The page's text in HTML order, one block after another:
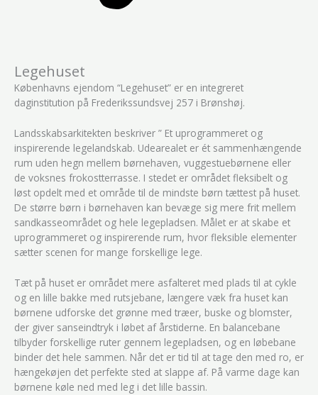
Legehuset
Københavns ejendom “Legehuset” er en integreret
daginstitution på Frederikssundsvej 257 i Brønshøj.
Landsskabsarkitekten beskriver ” Et uprogrammeret og
inspirerende legelandskab. Udearealet er ét sammenhængende
rum uden hegn mellem børnehaven, vuggestuebørnene eller
de voksnes frokostterrasse. I stedet er området fleksibelt og
løst opdelt med et område til de mindste børn tættest på huset.
De større børn i børnehaven kan bevæge sig mere frit mellem
sandkasseområdet og hele legepladsen. Målet er at skabe et
uprogrammeret og inspirerende rum, hvor fleksible elementer
sætter scenen for mange forskellige lege.
Tæt på huset er området mere asfalteret med plads til at cykle
og en lille bakke med rutsjebane, længere væk fra huset kan
børnene udforske det grønne med træer, buske og blomster,
der giver sanseindtryk i løbet af årstiderne. En balancebane
tilbyder forskellige ruter gennem legepladsen, og en løbebane
binder det hele sammen. Når det er tid til at tage den med ro, er
hængekøjen det perfekte sted at slappe af. På varme dage kan
børnene køle ned med leg i det lille bassin.